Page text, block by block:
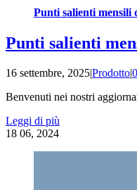
Punti salienti mensili
Punti salienti
16 settembre, 2025|Prodotto|
Benvenuti nei nostri
Leggi di più
18 06, 2024